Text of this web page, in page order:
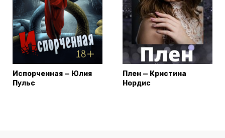
Испорченная — Юлия
Пульс
Плен — Кристина
Нордис